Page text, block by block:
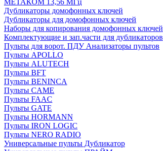
МЕТАКОМ 13,56 МГц
Дубликаторы домофонных ключей
Дубликаторы для домофонных ключей
Наборы для копирования домофонных ключей
Комплектующие и зап.части для дубликаторов
Пульты для ворот. ПДУ Анализаторы пультов
Пульты APOLLO
Пульты ALUTECH
Пульты BFT
Пульты BENINCA
Пульты CAME
Пульты FAAC
Пульты GATE
Пульты HORMANN
Пульты IRON LOGIC
Пульты NERO RADIO
Универсальные пульты Дубликатор